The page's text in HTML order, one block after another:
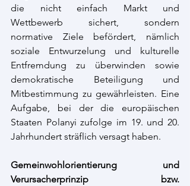
die nicht einfach Markt und
Wettbewerb sichert, sondern
normative Ziele befördert, nämlich
soziale Entwurzelung und kulturelle
Entfremdung zu überwinden sowie
demokratische Beteiligung und
Mitbestimmung zu gewährleisten. Eine
Aufgabe, bei der die europäischen
Staaten Polanyi zufolge im 19. und 20.
Jahrhundert sträflich versagt haben.
Gemeinwohlorientierung und
Verursacherprinzip bzw.